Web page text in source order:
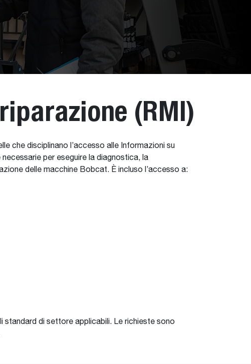
(RMI)
che disciplinano l’accesso alle Informazioni su
per eseguire la diagnostica, la
delle macchine Bobcat. È incluso l’accesso a:
standard di settore applicabili. Le richieste sono